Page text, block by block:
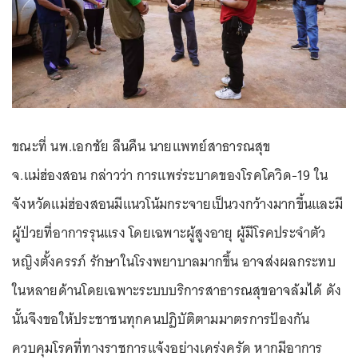
ขณะที่ นพ.เอกชัย ลืนคืน นายแพทย์สาธารณสุข
จ.แม่ฮ่องสอน กล่าวว่า การแพร่ระบาดของโรคโควิด-19 ใน
จังหวัดแม่ฮ่องสอนมีแนวโน้มกระจายเป็นวงกว้างมากขึ้นและมี
ผู้ป่วยที่อาการรุนแรง โดยเฉพาะผู้สูงอายุ ผู้มีโรคประจำตัว
หญิงตั้งครรภ์ รักษาในโรงพยาบาลมากขึ้น อาจส่งผลกระทบ
ในหลายด้านโดยเฉพาะระบบบริการสาธารณสุขอาจล้มได้ ดัง
นั้นจึงขอให้ประชาชนทุกคนปฏิบัติตามมาตรการป้องกัน
ควบคุมโรคที่ทางราชการแจ้งอย่างเคร่งครัด หากมีอาการ